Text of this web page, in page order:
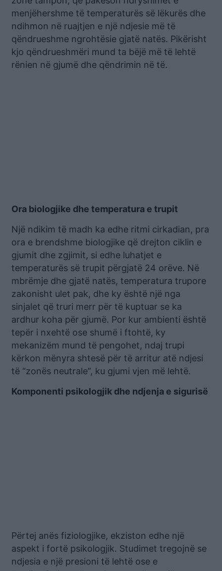
menjëhershme të temperaturës së lëkurës dhe
ndihmon në ruajtjen e një ndjesie më të
qëndrueshme ngrohtësie gjatë natës. Pikërisht
kjo qëndrueshmëri mund ta bëjë më të lehtë
rënien në gjumë dhe qëndrimin në të.
Ora biologjike dhe temperatura e trupit
Një ndikim të madh ka edhe ritmi cirkadian, pra
ora e brendshme biologjike që drejton ciklin e
gjumit dhe zgjimit, si edhe luhatjet e
temperaturës së trupit përgjatë 24 orëve. Në
mbrëmje dhe gjatë natës, temperatura trupore
zakonisht ulet pak, dhe ky është një nga
sinjalet që truri merr për të kuptuar se ka
ardhur koha për gjumë. Por kur ambienti është
tepër i nxehtë ose shumë i ftohtë, ky
mekanizëm mund të pengohet, ndaj trupi
kërkon mënyra shtesë për të arritur atë ndjesi
të “zonës neutrale”, ku gjumi vjen më lehtë.
Komponenti psikologjik dhe ndjenja e sigurisë
Përtej anës fiziologjike, ekziston edhe një
aspekt i fortë psikologjik. Studimet tregojnë se
ndjesia e një presioni të lehtë ose e